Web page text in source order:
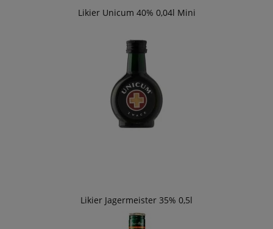
Likier Unicum 40% 0,04l Mini
Likier Jagermeister 35% 0,5l